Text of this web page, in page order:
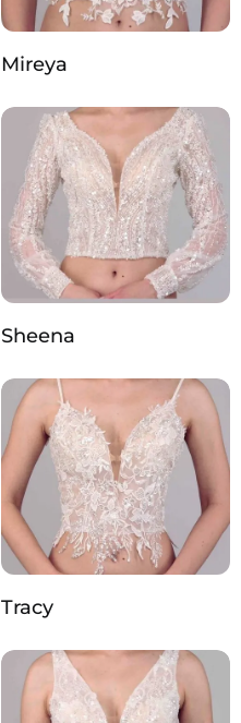
Mireya
Sheena
Tracy